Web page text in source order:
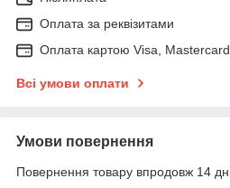
Оплата за реквізитами
Оплата картою Visa,
Всі умови оплати
Умови повернення
Повернення товару впродовж 14